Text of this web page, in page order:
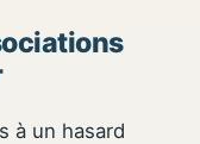
à un hasard